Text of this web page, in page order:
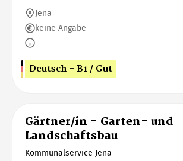
Jena
keine Angabe
Deutsch - B1 / Gut
Gärtner/in - Garten- und
Landschaftsbau
Kommunalservice Jena